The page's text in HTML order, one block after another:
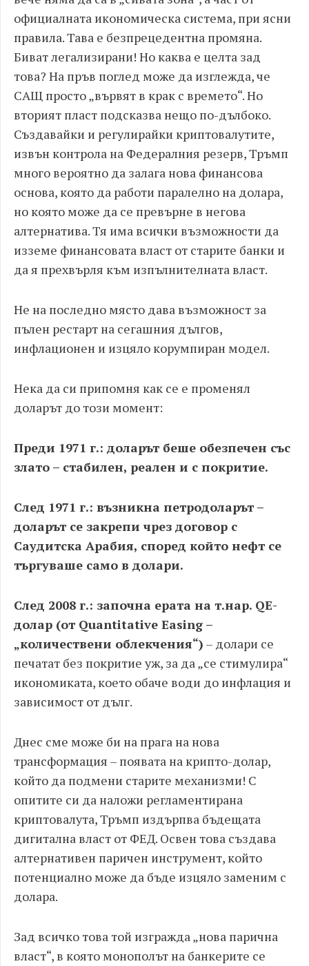
официалната икономическа система, при ясни
правила. Тава е безпрецедентна промяна.
Биват легализирани! Но каква е целта зад
това? На пръв поглед може да изглежда, че
САЩ просто „вървят в крак с времето“. Но
вторият пласт подсказва нещо по-дълбоко.
Създавайки и регулирайки криптовалутите,
извън контрола на Федералния резерв, Тръмп
много вероятно да залага нова финансова
основа, която да работи паралелно на долара,
но която може да се превърне в негова
алтернатива. Тя има всички възможности да
изземе финансовата власт от старите банки и
да я прехвърля към изпълнителната власт.
Не на последно място дава възможност за
пълен рестарт на сегашния дългов,
инфлационен и изцяло корумпиран модел.
Нека да си припомня как се е променял
доларът до този момент:
Преди 1971 г.: доларът беше обезпечен със
злато – стабилен, реален и с покритие.
След 1971 г.: възникна петродоларът –
доларът се закрепи чрез договор с
Саудитска Арабия, според който нефт се
търгуваше само в долари.
След 2008 г.: започна ерата на т.нар. QE-
долар (от Quantitative Easing –
„количествени облекчения“) – долари се
печатат без покритие уж, за да „се стимулира“
икономиката, което обаче води до инфлация и
зависимост от дълг.
Днес сме може би на прага на нова
трансформация – появата на крипто-долар,
който да подмени старите механизми! С
опитите си да наложи регламентирана
криптовалута, Тръмп издърпва бъдещата
дигитална власт от ФЕД. Освен това създава
алтернативен паричен инструмент, който
потенциално може да бъде изцяло заменим с
долара.
Зад всичко това той изгражда „нова парична
власт“, в която монополът на банкерите се